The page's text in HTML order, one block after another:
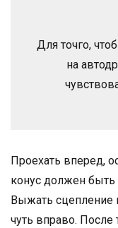
Для точго,
на
Проехать вперед,
конус должен
Выжать сцепление
чуть вправо. После